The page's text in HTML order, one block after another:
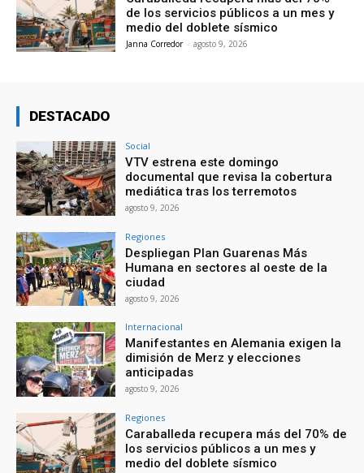
de los servicios públicos a un mes y
medio del doblete sísmico
Janna Corredor - agosto 9, 2026
DESTACADO
Social
VTV estrena este domingo
documental que revisa la cobertura
mediática tras los terremotos
agosto 9, 2026
Regiones
Despliegan Plan Guarenas Más
Humana en sectores al oeste de la
ciudad
agosto 9, 2026
Internacional
Manifestantes en Alemania exigen la
dimisión de Merz y elecciones
anticipadas
agosto 9, 2026
Regiones
Caraballeda recupera más del 70% de
los servicios públicos a un mes y
medio del doblete sísmico